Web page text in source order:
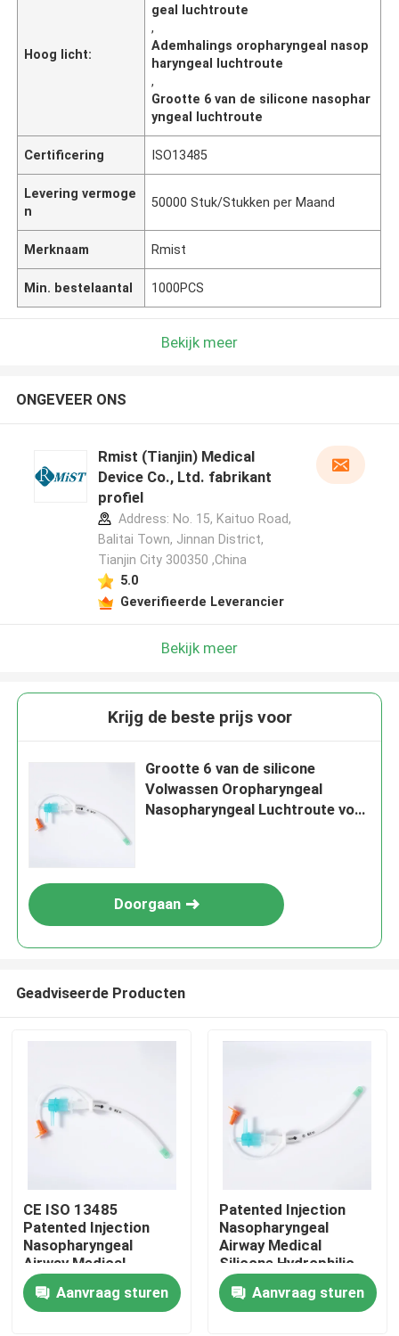
Thuis
Producten
Hoog licht:
geal luchtroute
,
Ademhalings oropharyngeal nasop
haryngeal luchtroute
,
Grootte 6 van de silicone nasophar
yngeal luchtroute
Certificering ISO13485
Levering vermoge
n
50000 Stuk/Stukken per Maand
Merknaam Rmist
Min. bestelaantal 1000PCS
Bekijk meer
ONGEVEER ONS
Rmist (Tianjin) Medical
Device Co., Ltd. fabrikant
profiel
Address: No. 15, Kaituo Road,
Balitai Town, Jinnan District,
Tianjin City 300350 ,China
5.0
Geverifieerde Leverancier
Bekijk meer
Krijg de beste prijs voor
Grootte 6 van de silicone
Volwassen Oropharyngeal
Nasopharyngeal Luchtroute voor
Doorgaan
Geadviseerde Producten
CE ISO 13485
Patented Injection
Nasopharyngeal
Airway Medical
Silicone Hydrophilic
coating OEM ODM
Aanvraag sturen
Patented Injection
Nasopharyngeal
Airway Medical
Silicone Hydrophilic
coating CE ISO
Certification
Aanvraag sturen